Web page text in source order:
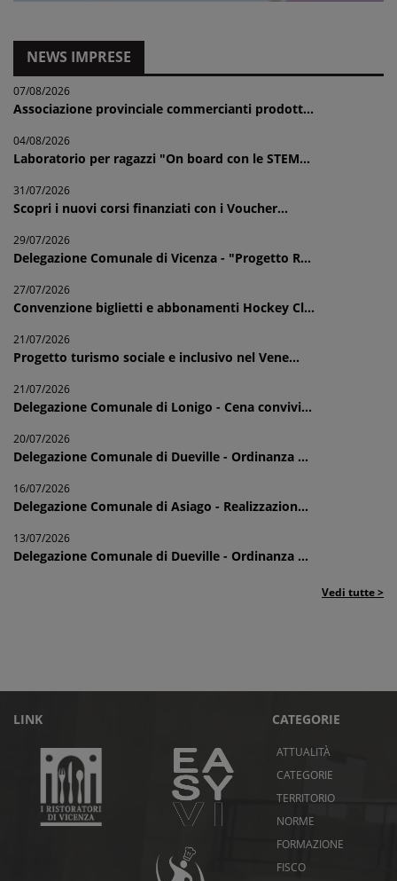
NEWS IMPRESE
07/08/2026
Associazione provinciale commercianti prodott...
04/08/2026
Laboratorio per ragazzi "On board con le STEM...
31/07/2026
Scopri i nuovi corsi finanziati con i Voucher...
29/07/2026
Delegazione Comunale di Vicenza - "Progetto R...
27/07/2026
Convenzione biglietti e abbonamenti Hockey Cl...
21/07/2026
Progetto turismo sociale e inclusivo nel Vene...
21/07/2026
Delegazione Comunale di Lonigo - Cena convivi...
20/07/2026
Delegazione Comunale di Dueville - Ordinanza ...
16/07/2026
Delegazione Comunale di Asiago - Realizzazion...
13/07/2026
Delegazione Comunale di Dueville - Ordinanza ...
Vedi tutte >
LINK CATEGORIE
ATTUALITÀ
CATEGORIE
TERRITORIO
NORME
FORMAZIONE
FISCO